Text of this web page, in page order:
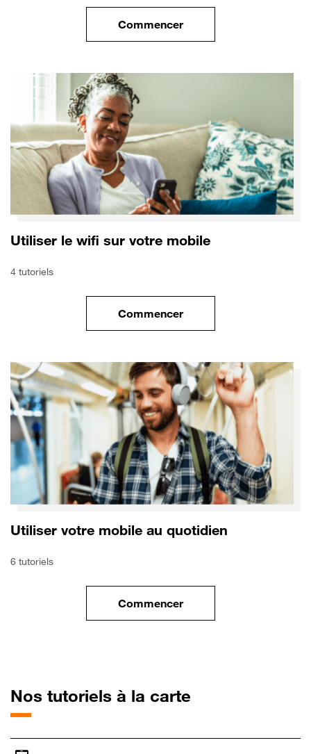
Commencerle tuto pour Sécuriser votre
Utiliser le wifi sur votre mobile
4 tutoriels
Commencerle tuto pour Utiliser le wifi sur
Utiliser votre mobile au quotidien
6 tutoriels
Commencerle tuto pour Utiliser votre
Nos tutoriels à la carte